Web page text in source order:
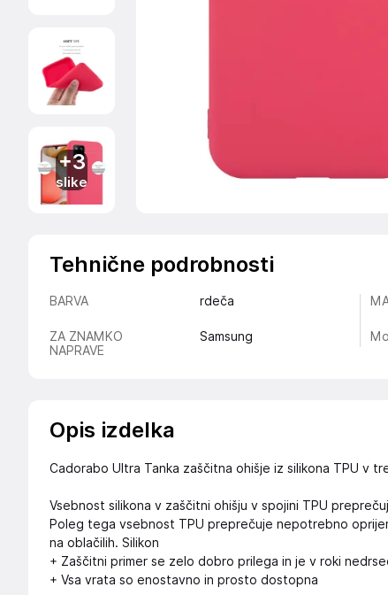
+3
slike
Tehnične podrobnosti
BARVA rdeča
ZA ZNAMKO
NAPRAVE
Samsung
Opis izdelka
Cadorabo Ultra Tanka zaščitna ohišje iz silikona TPU v
Vsebnost silikona v zaščitni ohišju v spojini TPU
Poleg tega vsebnost TPU preprečuje nepotrebno
na oblačilih. Silikon
+ Zaščitni primer se zelo dobro prilega in je v roki
+ Vsa vrata so enostavno in prosto dostopna